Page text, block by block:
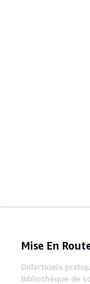
Mise En
Didacticiels
Bibliothèque de